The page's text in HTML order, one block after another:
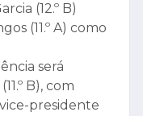
(12.º B)
(11.º A) como
será
B), com
presidente